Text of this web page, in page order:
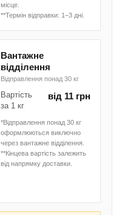
місце.
**Термін відправки: 1–3 дні.
Вантажне
відділення
Відправлення понад 30 кг
Вартість
за 1 кг
від 11 грн
*Відправлення понад 30 кг
оформлюються виключно
через вантажне відділення.
**Кінцева вартість залежить
від напрямку доставки.